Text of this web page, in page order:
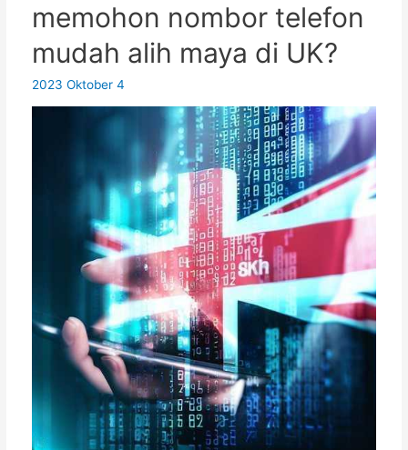
UK?
yang
mesti
dilihat
memohon nombor telefon
mudah alih maya di UK?
2023 Oktober 4